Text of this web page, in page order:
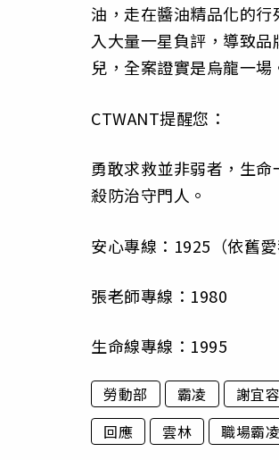
油，走在醬油精品化的
入大量一星負評，導致
兒，全案證實是烏龍一場
CTWANT提醒您：
勇敢求救並非弱者，生
殺防治守門人。
安心專線：1925（依舊愛
張老師專線：1980
生命線專線：1995
勞動部 霸凌 謝宜容
回應
雲林 職場霸凌